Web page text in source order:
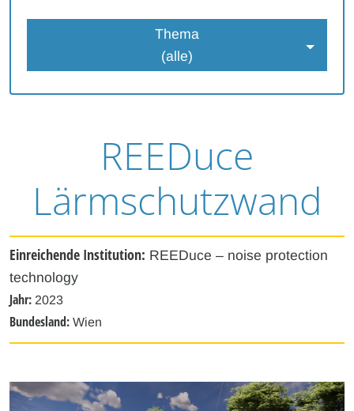
REEDuce
Lärmschutzwand
Einreichende Institution: REEDuce – noise protection
technology
Jahr: 2023
Bundesland: Wien
Thema
(alle)